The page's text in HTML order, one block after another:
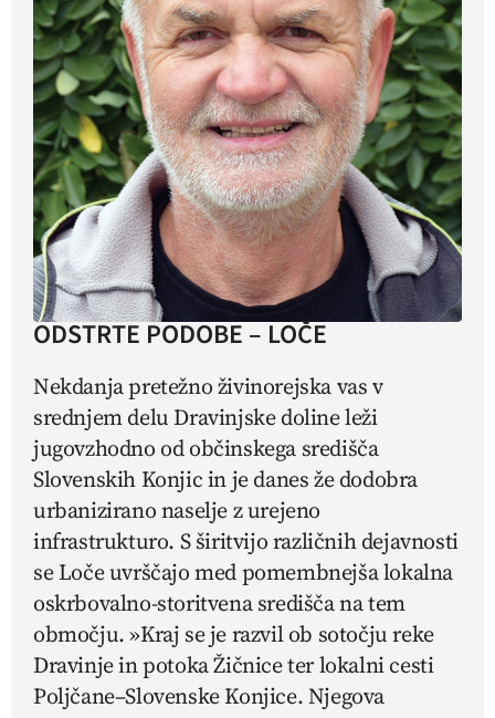
ODSTRTE PODOBE – LOČE
Nekdanja pretežno živinorejska vas v
srednjem delu Dravinjske doline leži
jugovzhodno od občinskega središča
Slovenskih Konjic in je danes že dodobra
urbanizirano naselje z urejeno
infrastrukturo. S širitvijo različnih dejavnosti
se Loče uvrščajo med pomembnejša lokalna
oskrbovalno-storitvena središča na tem
območju. »Kraj se je razvil ob sotočju reke
Dravinje in potoka Žičnice ter lokalni cesti
Poljčane–Slovenske Konjice. Njegova